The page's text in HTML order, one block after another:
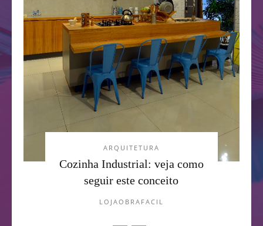
ARQUITETURA
Cozinha Industrial: veja como
seguir este conceito
LOJAOBRAFACIL